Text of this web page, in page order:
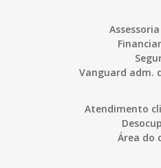
Vanguard adm.
Atendimento
Área do